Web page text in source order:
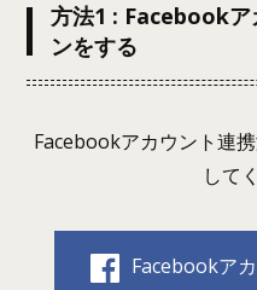
方法1 : Facebookア
ンをする
Facebookアカウント連
して
Facebookア